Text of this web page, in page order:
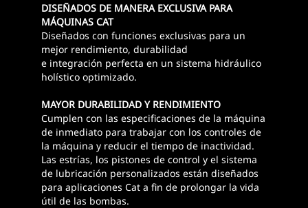
DISEÑADOS DE MANERA EXCLUSIVA PARA
MÁQUINAS CAT
Diseñados con funciones exclusivas para un
mejor rendimiento, durabilidad
e integración perfecta en un sistema hidráulico
holístico optimizado.
MAYOR DURABILIDAD Y RENDIMIENTO
Cumplen con las especificaciones de la máquina
de inmediato para trabajar con los controles de
la máquina y reducir el tiempo de inactividad.
Las estrías, los pistones de control y el sistema
de lubricación personalizados están diseñados
para aplicaciones Cat a fin de prolongar la vida
útil de las bombas.